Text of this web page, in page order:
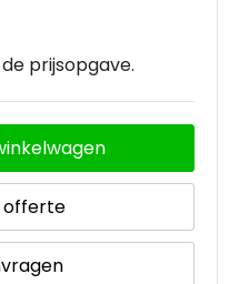
prijsopgave.
offerte